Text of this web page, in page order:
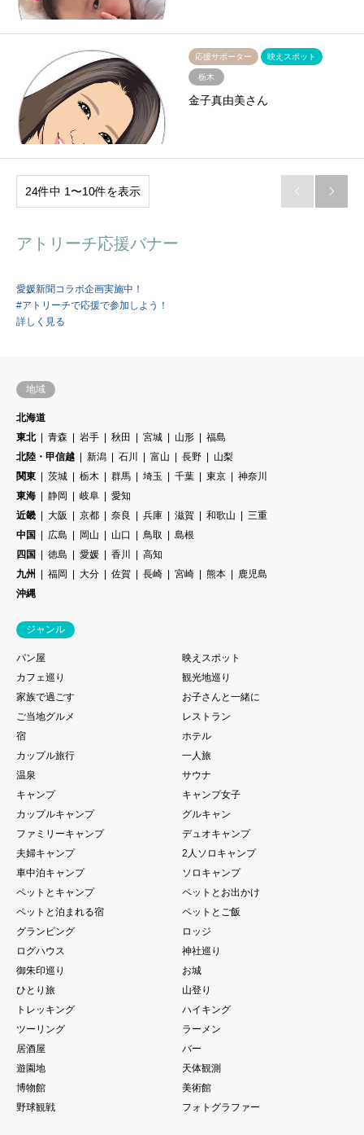
応援サポーター 映えスポット
栃木
金子真由美さん
24件中 1〜10件を表示  
アトリーチ応援バナー
愛媛新聞コラボ企画実施中！
#アトリーチで応援で参加しよう！
詳しく見る
地域
北海道
東北
青森 岩手 秋田 宮城 山形
福島
北陸・甲信越
新潟 石川 富山 長野
山梨
関東
茨城 栃木 群馬 埼玉 千葉 東京
神奈川
東海
静岡 岐阜
愛知
近畿
大阪 京都 奈良 兵庫 滋賀 和歌山
三重
中国
広島 岡山 山口 鳥取
島根
四国
徳島 愛媛 香川
高知
九州
福岡 大分 佐賀 長崎 宮崎 熊本
鹿児島
沖縄
ジャンル
パン屋
映えスポット
カフェ巡り
観光地巡り
家族で過ごす
お子さんと一緒に
ご当地グルメ
レストラン
宿
ホテル
カップル旅行
一人旅
温泉
サウナ
キャンプ
キャンプ女子
カップルキャンプ
グルキャン
ファミリーキャンプ
デュオキャンプ
夫婦キャンプ
2人ソロキャンプ
車中泊キャンプ
ソロキャンプ
ペットとキャンプ
ペットとお出かけ
ペットと泊まれる宿
ペットとご飯
グランピング
ロッジ
ログハウス
神社巡り
御朱印巡り
お城
ひとり旅
山登り
トレッキング
ハイキング
ツーリング
ラーメン
居酒屋
バー
遊園地
天体観測
博物館
美術館
野球観戦
フォトグラファー